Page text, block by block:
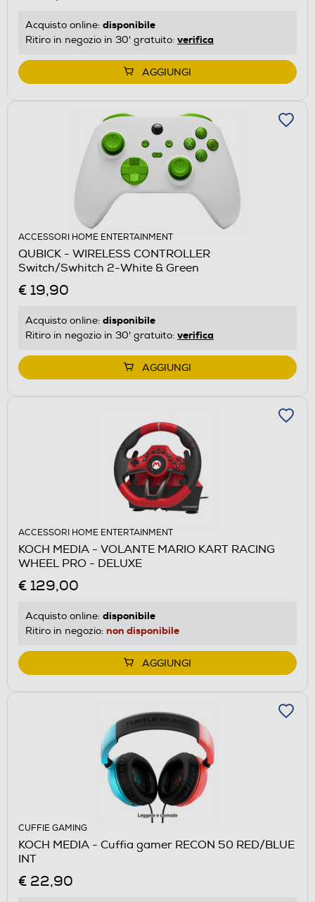
Acquisto online: disponibile
Ritiro in negozio in 30' gratuito: verifica
AGGIUNGI
ACCESSORI HOME ENTERTAINMENT
QUBICK - WIRELESS CONTROLLER
Switch/Swhitch 2-White & Green
€ 19,90
Acquisto online: disponibile
Ritiro in negozio in 30' gratuito: verifica
AGGIUNGI
ACCESSORI HOME ENTERTAINMENT
KOCH MEDIA - VOLANTE MARIO KART RACING
WHEEL PRO - DELUXE
€ 129,00
Acquisto online: disponibile
Ritiro in negozio: non disponibile
AGGIUNGI
CUFFIE GAMING
KOCH MEDIA - Cuffia gamer RECON 50 RED/BLUE
INT
€ 22,90